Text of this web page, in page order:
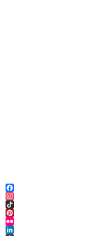
Facebook
Instagram
TikTok
Pinterest
Flickr